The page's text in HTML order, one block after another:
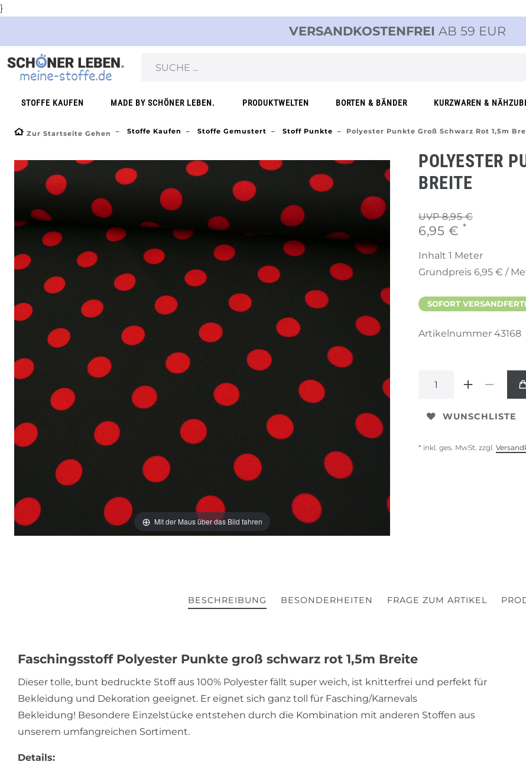
}
VERSANDKOSTENFREI AB 59 EUR
STOFFE KAUFEN MADE BY SCHÖNER LEBEN. PRODUKTWELTEN BORTEN & BÄNDER KURZWAREN &
Zur Startseite Gehen Stoffe Kaufen Stoffe Gemustert Stoff Punkte Polyester Punkte Groß Schwarz Rot 1,5m
Mit der Maus über das Bild fahren
POLYESTER
REITE
UVP 8,95 €
6,95 € *
Inhalt 1 Meter
Grundpreis 6,95 € /
SOFORT
Artikelnummer 43168
WUNSCHLISTE
* inkl. ges. MwSt. zzgl.
BESCHREIBUNG BESONDERHEITEN FRAGE ZUM ARTIKEL
Faschingsstoff Polyester Punkte groß schwarz rot 1,5m Breite
Dieser tolle, bunt bedruckte Stoff aus 100% Polyester fällt super weich, ist knitterfrei und perfekt für
Bekleidung und Dekoration geeignet. Er eignet sich ganz toll für Fasching/Karnevals
Bekleidung! Besondere Einzelstücke entstehen durch die Kombination mit anderen Stoffen aus
unserem umfangreichen Sortiment.
Details: